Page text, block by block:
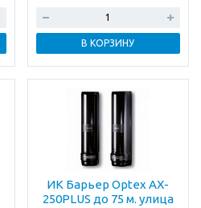
В КОРЗИНУ
ИК Барьер Optex AX-
250PLUS до 75 м. улица